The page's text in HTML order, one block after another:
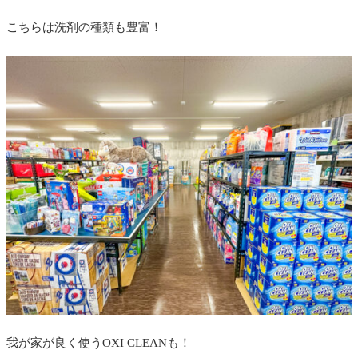
こちらは洗剤の種類も豊富！
我が家が良く使うOXI CLEANも！